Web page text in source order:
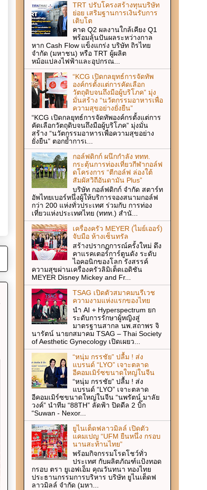
TRT ปรับโครงสร้างทุนบริษัท
ย่อย เสริมฐานการเงินรับการ
เติบโต
คาด Q2 ผลงานใกล้เคียง Q1
พร้อมลุ้นปันผลระหว่างกาล
หาก Cash Flow แข็งแกร่ง บริษัท ถิรไทย
จำกัด (มหาชน) หรือ TRT ผู้ผลิต
หม้อแปลงไฟฟ้าและอุปกรณ...
“KCG เปิดกลยุทธ์การจัดทัพ
องค์กรตั้งแต่การคัดเลือก
วัตถุดิบจนถึงมือผู้บริโภค” มุ่ง
มั่นสร้าง “นวัตกรรมอาหารเพื่อ
ความสุขอย่างยั่งยืน”
“KCG เปิดกลยุทธ์การจัดทัพองค์กรตั้งแต่การ
คัดเลือกวัตถุดิบจนถึงมือผู้บริโภค” มุ่งมั่น
สร้าง “นวัตกรรมอาหารเพื่อความสุขอย่าง
ยั่งยืน” ตอกย้ำการเ...
กอล์ฟดิกก์ ผนึกกำลัง ททท.
กระตุ้นการท่องเที่ยวกีฬากอล์ฟ
ดโครงการ “ตีกอล์ฟ ล่องใต้
สัมผัสวิถีอันดามัน Plus”
บริษัท กอล์ฟดิกก์ จำกัด สตาร์ท
อัพไทยเบอร์หนึ่งผู้ให้บริการจองสนามกอล์ฟ
กว่า 200 แห่งทั่วประเทศ ร่วมกับ การท่อง
เที่ยวแห่งประเทศไทย (ททท.) สำนั...
เครื่องครัว MEYER (ไมย์เออร์)
จับมือ ห้างเซ็นทรัล
สร้างปรากฏการณ์ครั้งใหม่ ดึง
คาแรคเตอร์การ์ตูนดัง ระดับ
ไอคอนิกของโลก รังสรรค์
ความสุขผ่านเครื่องครัวลิมิเต็ดเอดิชัน
MEYER Disney Mickey and Fr...
TSAG เปิดตัวสมาคมนรีเวช
ความงามแห่งแรกของไทย
นำ AI + Hyperspectrum ยก
ระดับการรักษาผู้หญิงสู่
มาตรฐานสากล นพ.สถาพร จิ
นารัตน์ นายกสมาคม TSAG – Thai Society
of Aesthetic Gynecology เปิดเผยว...
“หนุ่ม กรรชัย” ปลื้ม ! ส่ง
แบรนด์ “LYO” เจาะตลาด
อีคอมเมิร์ซขนาดใหญ่ในจีน
“หนุ่ม กรรชัย” ปลื้ม ! ส่ง
แบรนด์ “LYO” เจาะตลาด
อีคอมเมิร์ซขนาดใหญ่ในจีน “นพรัตน์ มาลัย
วงค์” นำทีม “88TH” ลัดฟ้า ปิดดีล 2 บิ๊ก
“Suwan - Nexor...
ยูไนเต็ดฟลาวมิลล์ เปิดตัว
แคมเปญ “UFM ยืนหนึ่ง กรอบ
นานสะท้านไทย”
พร้อมกิจกรรมโรดโชว์ทั่ว
ประเทศ กับผลิตภัณฑ์แป้งทอด
กรอบ ตรา ยูเอฟเอ็ม คุณวันทนา ทองไทย
ประธานกรรมการบริหาร บริษัท ยูไนเต็ดฟ
ลาวมิลล์ จำกัด (มหา...